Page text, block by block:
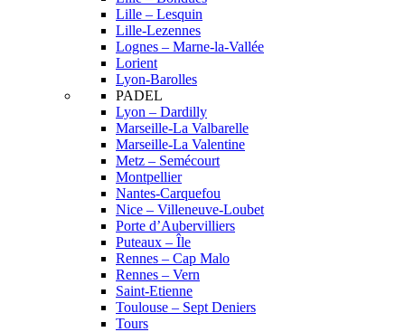
Lille – Lesquin
Lille-Lezennes
Lognes – Marne-la-Vallée
Lorient
Lyon-Barolles
PADEL
Lyon – Dardilly
Marseille-La Valbarelle
Marseille-La Valentine
Metz – Semécourt
Montpellier
Nantes-Carquefou
Nice – Villeneuve-Loubet
Porte d’Aubervilliers
Puteaux – Île
Rennes – Cap Malo
Rennes – Vern
Saint-Etienne
Toulouse – Sept Deniers
Tours